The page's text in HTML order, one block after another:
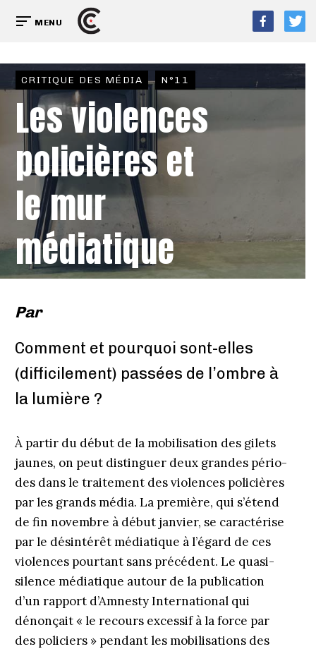
MENU
CRITIQUE DES MÉDIA N°11
Les violences
policières et
le mur
médiatique
Par
Comment et pourquoi sont-elles
(difficilement) passées de l’ombre à
la lumière ?
À partir du début de la mobilisation des gilets
jaunes, on peut distinguer deux grandes pério­
des dans le traitement des violences policières
par les grands média. La première, qui s’étend
de fin novembre à début janvier, se caractérise
par le désintérêt médiatique à l’égard de ces
violences pourtant sans précédent. Le quasi-
silence médiatique autour de la publication
d’un rapport d’Amnesty International qui
dénonçait « le recours excessif à la force par
des policiers » pendant les mobilisations des